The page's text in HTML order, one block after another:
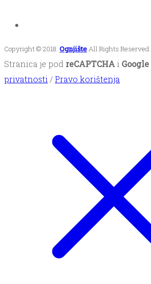
Copyright © 2018. OgnjišteAll Rights Reserved.
Stranica je pod reCAPTCHAi Google
privatnosti /Pravo korištenja